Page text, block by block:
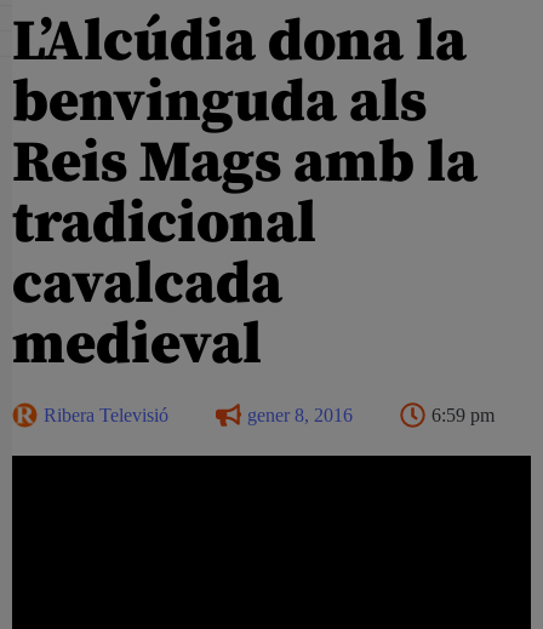
L’Alcúdia dona la
benvinguda als
Reis Mags amb la
tradicional
cavalcada
medieval
Ribera Televisió gener 8, 2016 6:59 pm